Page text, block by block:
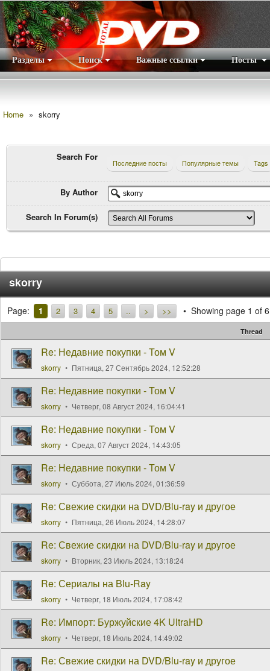
Разделы Поиск Важные ссылки Посты
Home » skorry
Search For
Последние посты Популярные темы Tags
By Author
Search In Forum(s)
skorry
Page: 1 2 3 4 5 .. > >> Showing page 1 of 6
Thread
Re: Недавние покупки - Том V
skorry Пятница, 27 Сентябрь 2024, 12:52:28
Re: Недавние покупки - Том V
skorry Четверг, 08 Август 2024, 16:04:41
Re: Недавние покупки - Том V
skorry Среда, 07 Август 2024, 14:43:05
Re: Недавние покупки - Том V
skorry Суббота, 27 Июль 2024, 01:36:59
Re: Свежие скидки на DVD/Blu-ray и другое
skorry Пятница, 26 Июль 2024, 14:28:07
Re: Свежие скидки на DVD/Blu-ray и другое
skorry Вторник, 23 Июль 2024, 13:18:24
Re: Сериалы на Blu-Ray
skorry Четверг, 18 Июль 2024, 17:08:42
Re: Импорт: Буржуйские 4K UltraHD
skorry Четверг, 18 Июль 2024, 14:49:02
Re: Свежие скидки на DVD/Blu-ray и другое